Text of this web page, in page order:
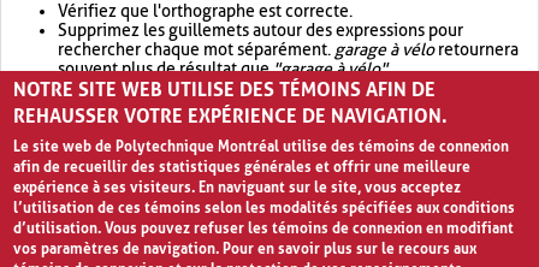
Vérifiez que l'orthographe est correcte.
Supprimez les guillemets autour des expressions pour
rechercher chaque mot séparément. garage à véloretournera
souvent plus de résultat que"garage à vélo".
Envisagez d'élargir votre recherche avec OR.garage OR vélo
retournera souvent plus de résultat quegarage à vélo
NOTRE SITE WEB UTILISE DES TÉMOINS AFIN DE
REHAUSSER VOTRE EXPÉRIENCE DE NAVIGATION.
Le site web de Polytechnique Montréal utilise des témoins de connexion
afin de recueillir des statistiques générales et offrir une meilleure
expérience à ses visiteurs. En naviguant sur le site, vous acceptez
l’utilisation de ces témoins selon les modalités spécifiées aux conditions
d’utilisation. Vous pouvez refuser les témoins de connexion en modifiant
vos paramètres de navigation. Pour en savoir plus sur le recours aux